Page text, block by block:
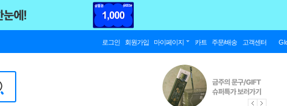
로그인 회원가입 마이페이지 카트 주문/배송 고객센터